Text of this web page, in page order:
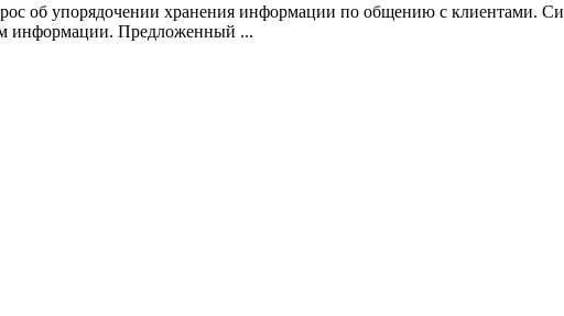
об упорядочении хранения информации по общению с клиентами.
информации. Предложенный ...